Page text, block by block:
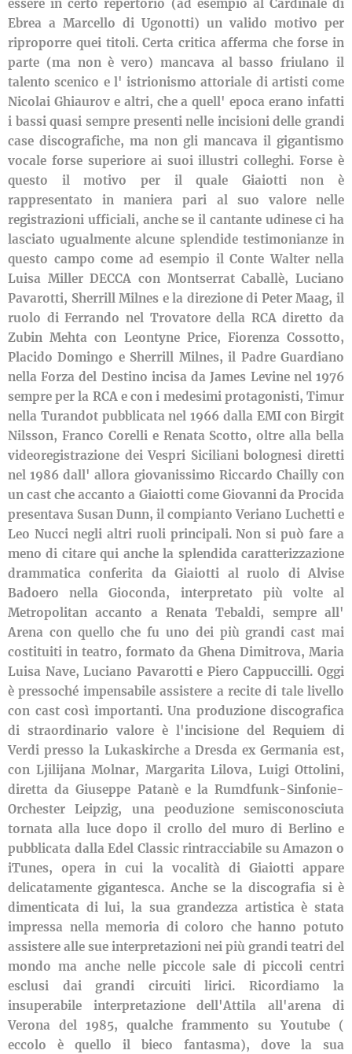
essere in certo repertorio (ad esempio al Cardinale di
Ebrea a Marcello di Ugonotti) un valido motivo per
riproporre quei titoli. Certa critica afferma che forse in
parte (ma non è vero) mancava al basso friulano il
talento scenico e l' istrionismo attoriale di artisti come
Nicolai Ghiaurov e altri, che a quell' epoca erano infatti
i bassi quasi sempre presenti nelle incisioni delle grandi
case discografiche, ma non gli mancava il gigantismo
vocale forse superiore ai suoi illustri colleghi. Forse è
questo il motivo per il quale Giaiotti non è
rappresentato in maniera pari al suo valore nelle
registrazioni ufficiali, anche se il cantante udinese ci ha
lasciato ugualmente alcune splendide testimonianze in
questo campo come ad esempio il Conte Walter nella
Luisa Miller DECCA con Montserrat Caballè, Luciano
Pavarotti, Sherrill Milnes e la direzione di Peter Maag, il
ruolo di Ferrando nel Trovatore della RCA diretto da
Zubin Mehta con Leontyne Price, Fiorenza Cossotto,
Placido Domingo e Sherrill Milnes, il Padre Guardiano
nella Forza del Destino incisa da James Levine nel 1976
sempre per la RCA e con i medesimi protagonisti, Timur
nella Turandot pubblicata nel 1966 dalla EMI con Birgit
Nilsson, Franco Corelli e Renata Scotto, oltre alla bella
videoregistrazione dei Vespri Siciliani bolognesi diretti
nel 1986 dall' allora giovanissimo Riccardo Chailly con
un cast che accanto a Giaiotti come Giovanni da Procida
presentava Susan Dunn, il compianto Veriano Luchetti e
Leo Nucci negli altri ruoli principali. Non si può fare a
meno di citare qui anche la splendida caratterizzazione
drammatica conferita da Giaiotti al ruolo di Alvise
Badoero nella Gioconda, interpretato più volte al
Metropolitan accanto a Renata Tebaldi, sempre all'
Arena con quello che fu uno dei più grandi cast mai
costituiti in teatro, formato da Ghena Dimitrova, Maria
Luisa Nave, Luciano Pavarotti e Piero Cappuccilli. Oggi
è pressoché impensabile assistere a recite di tale livello
con cast così importanti. Una produzione discografica
di straordinario valore è l'incisione del Requiem di
Verdi presso la Lukaskirche a Dresda ex Germania est,
con Ljilijana Molnar, Margarita Lilova, Luigi Ottolini,
diretta da Giuseppe Patanè e la Rumdfunk-Sinfonie-
Orchester Leipzig, una peoduzione semisconosciuta
tornata alla luce dopo il crollo del muro di Berlino e
pubblicata dalla Edel Classic rintracciabile su Amazon o
iTunes, opera in cui la vocalità di Giaiotti appare
delicatamente gigantesca. Anche se la discografia si è
dimenticata di lui, la sua grandezza artistica è stata
impressa nella memoria di coloro che hanno potuto
assistere alle sue interpretazioni nei più grandi teatri del
mondo ma anche nelle piccole sale di piccoli centri
esclusi dai grandi circuiti lirici. Ricordiamo la
insuperabile interpretazione dell'Attila all'arena di
Verona del 1985, qualche frammento su Youtube (
eccolo è quello il bieco fantasma), dove la sua